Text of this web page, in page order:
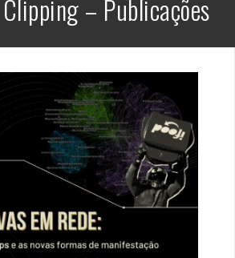
Clipping – Publicações